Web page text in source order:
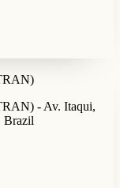
- Av. Itaqui,
Brazil